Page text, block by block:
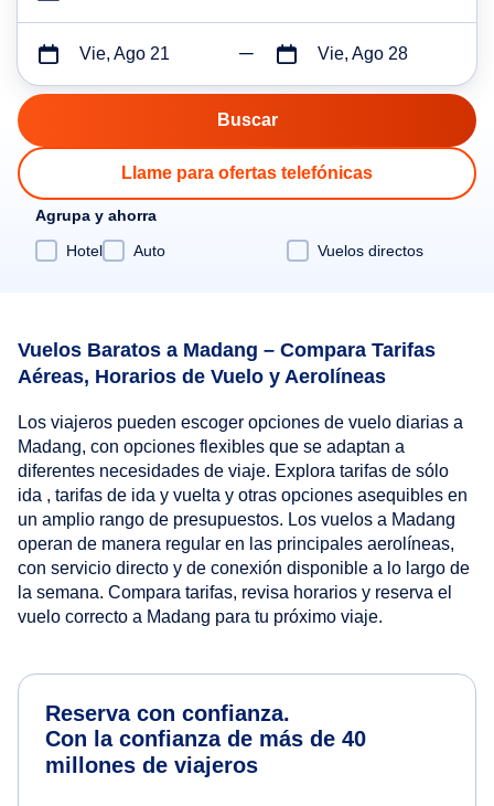
Vie, Ago 21 Vie, Ago 28
Llame para ofertas telefónicas
Agrupa y ahorra
Hotel
Auto Vuelos directos
Vuelos Baratos a Madang – Compara Tarifas
Aéreas, Horarios de Vuelo y Aerolíneas
Los viajeros pueden escoger opciones de vuelo diarias a
Madang, con opciones flexibles que se adaptan a
diferentes necesidades de viaje. Explora tarifas de sólo
ida , tarifas de ida y vuelta y otras opciones asequibles en
un amplio rango de presupuestos. Los vuelos a Madang
operan de manera regular en las principales aerolíneas,
con servicio directo y de conexión disponible a lo largo de
la semana. Compara tarifas, revisa horarios y reserva el
vuelo correcto a Madang para tu próximo viaje.
Reserva con confianza.
Con la confianza de más de 40
millones de viajeros